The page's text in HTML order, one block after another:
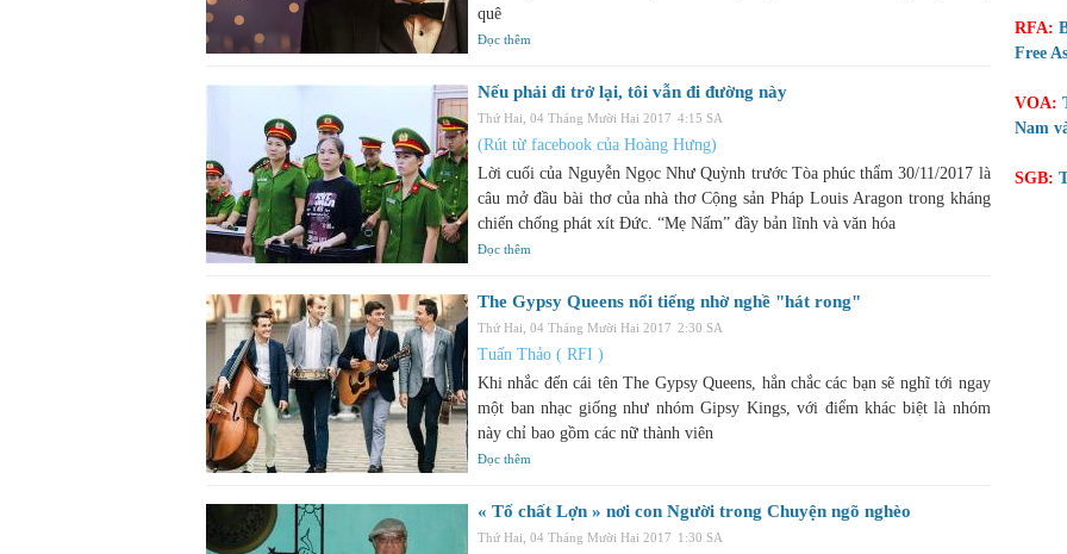
quê
Đọc thêm
Nếu phải đi trở lại, tôi vẫn đi đường này
Thứ Hai, 04 Tháng Mười Hai 2017 4:15 SA
(Rút từ facebook của Hoàng Hưng)
Lời cuối của Nguyễn Ngọc Như Quỳnh trước Tòa phúc thẩm 30/11/2017 là
câu mở đầu bài thơ của nhà thơ Cộng sản Pháp Louis Aragon trong kháng
chiến chống phát xít Đức. “Mẹ Nấm” đầy bản lĩnh và văn hóa
Đọc thêm
The Gypsy Queens nổi tiếng nhờ nghề "hát rong"
Thứ Hai, 04 Tháng Mười Hai 2017 2:30 SA
Tuấn Thảo ( RFI )
Khi nhắc đến cái tên The Gypsy Queens, hẳn chắc các bạn sẽ nghĩ tới ngay
một ban nhạc giống như nhóm Gipsy Kings, với điểm khác biệt là nhóm
này chỉ bao gồm các nữ thành viên
Đọc thêm
« Tố chất Lợn » nơi con Người trong Chuyện ngõ nghèo
Thứ Hai, 04 Tháng Mười Hai 2017 1:30 SA
RFA:
Free
VOA:
Nam
SGB: